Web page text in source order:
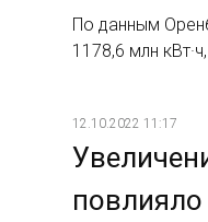
По данным
1178,6 млн
12.10.2022 11:17
повлияло